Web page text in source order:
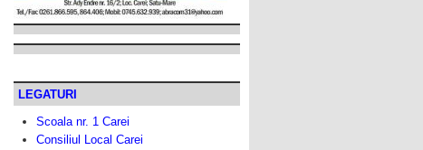
LEGATURI
Scoala nr. 1 Carei
Consiliul Local Carei